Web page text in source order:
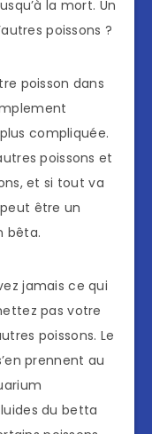
la mort. Un
poissons ?
poisson dans
compliquée.
poissons et
et si tout va
être un
bêta.
jamais ce qui
pas votre
poissons. Le
prennent au
du betta